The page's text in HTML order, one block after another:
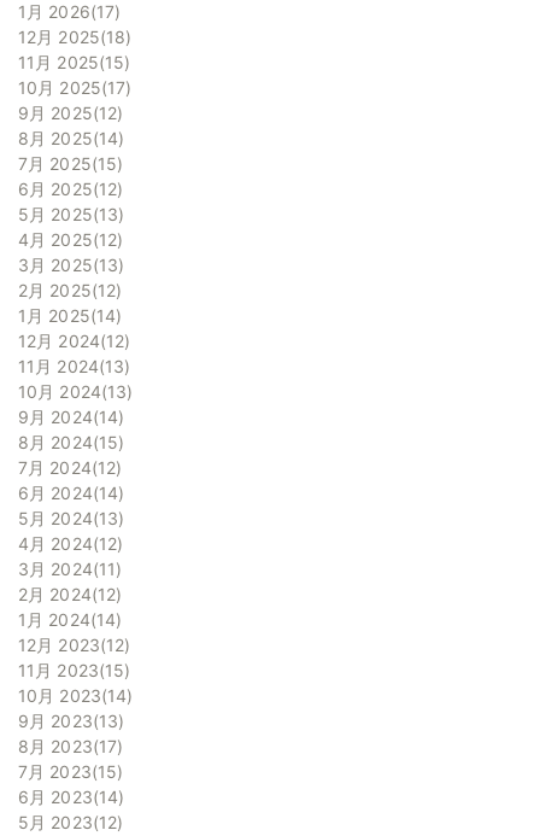
1月 2026 17
12月 2025 18
11月 2025 15
10月 2025 17
9月 2025 12
8月 2025 14
7月 2025 15
6月 2025 12
5月 2025 13
4月 2025 12
3月 2025 13
2月 2025 12
1月 2025 14
12月 2024 12
11月 2024 13
10月 2024 13
9月 2024 14
8月 2024 15
7月 2024 12
6月 2024 14
5月 2024 13
4月 2024 12
3月 2024 11
2月 2024 12
1月 2024 14
12月 2023 12
11月 2023 15
10月 2023 14
9月 2023 13
8月 2023 17
7月 2023 15
6月 2023 14
5月 2023 12